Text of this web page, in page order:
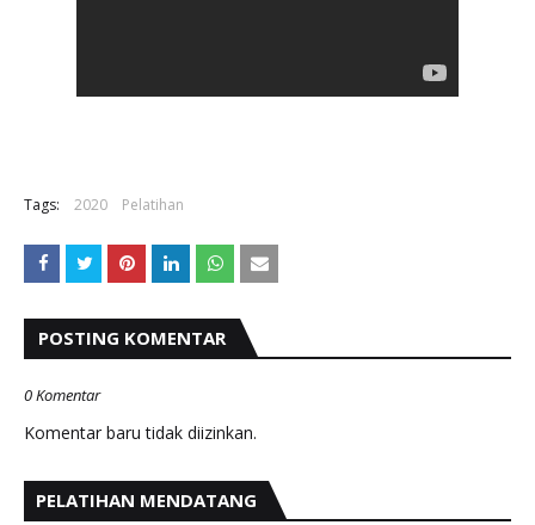
Tags: 2020 Pelatihan
POSTING KOMENTAR
0 Komentar
Komentar baru tidak diizinkan.
PELATIHAN MENDATANG